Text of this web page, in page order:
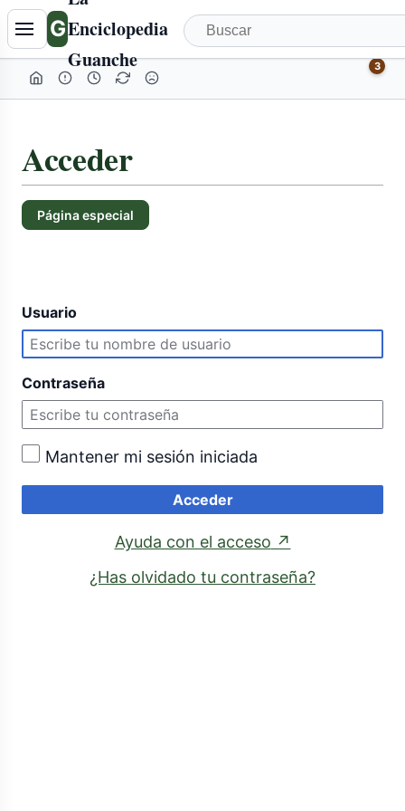
GEnciclopedia
Guanche
3
Acceder
Página especial
Usuario
Contraseña
Mantener mi sesión iniciada
Acceder
Ayuda con el acceso ↗
externo)
¿Has olvidado tu contraseña?